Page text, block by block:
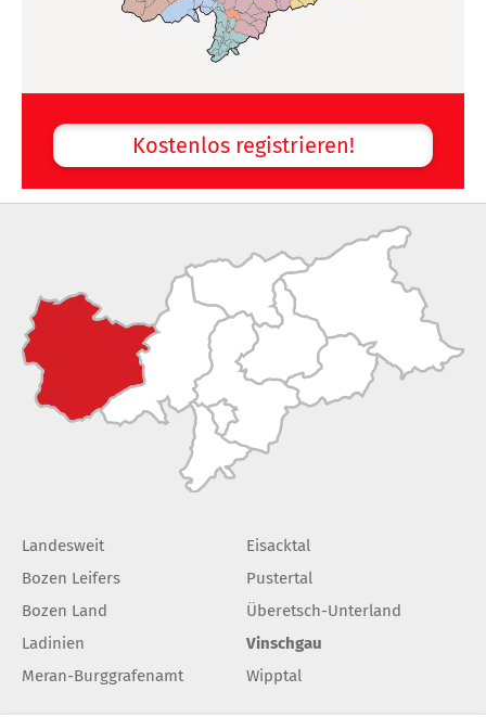
Kostenlos registrieren!
Landesweit
Bozen Leifers
Bozen Land
Ladinien
Meran-Burggrafenamt
Eisacktal
Pustertal
Überetsch-Unterland
Vinschgau
Wipptal